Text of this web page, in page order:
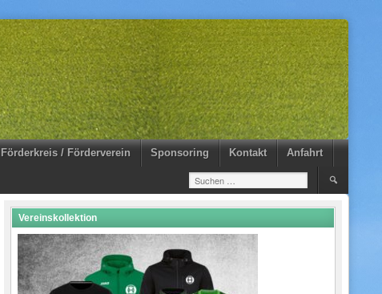
Förderkreis / Förderverein Sponsoring Kontakt Anfahrt
Suchen
Vereinskollektion